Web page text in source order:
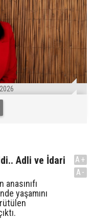
Adli ve İdari
yaşamını
A+
A-